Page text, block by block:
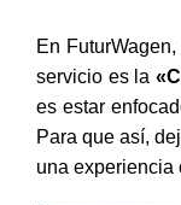
En
servicio es la
es estar
Para que así,
una experiencia